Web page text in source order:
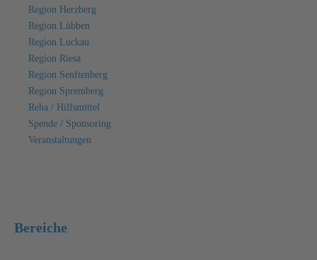
Region Herzberg
Region Lübben
Region Luckau
Region Riesa
Region Senftenberg
Region Spremberg
Reha / Hilfsmittel
Spende / Sponsoring
Veranstaltungen
Bereiche